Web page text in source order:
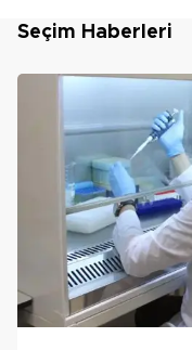
Seçim Haberleri